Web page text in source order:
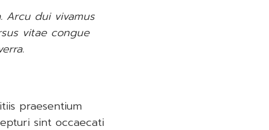
Arcu dui vivamus
vitae congue
praesentium
sint occaecati